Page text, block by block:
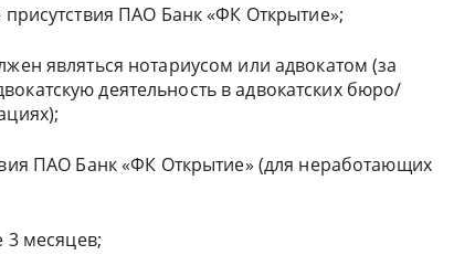
ПАО Банк «ФК Открытие»;
являться нотариусом или адвокатом (за
деятельность в адвокатских бюро/
ПАО Банк «ФК Открытие» (для неработающих
3 месяцев;